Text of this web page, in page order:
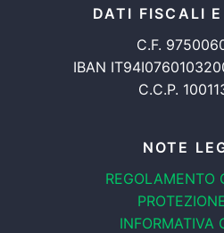
DATI FISCALI
C.F.
IBAN
C.C.P.
NOTE
REGOLAMENTO
INFORMATIVA